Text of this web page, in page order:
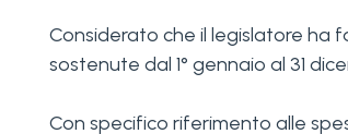
Considerato che il legislatore ha
sostenute dal 1° gennaio al 31
Con specifico riferimento alle